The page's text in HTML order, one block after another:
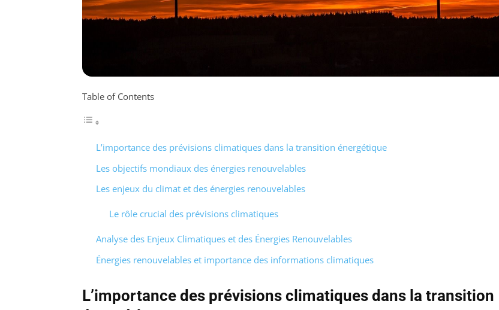
Table of Contents
L’importance des prévisions climatiques dans la transition énergétique
Les objectifs mondiaux des énergies renouvelables
Les enjeux du climat et des énergies renouvelables
Le rôle crucial des prévisions climatiques
Analyse des Enjeux Climatiques et des Énergies Renouvelables
Énergies renouvelables et importance des informations climatiques
L’importance des prévisions climatiques dans la transition